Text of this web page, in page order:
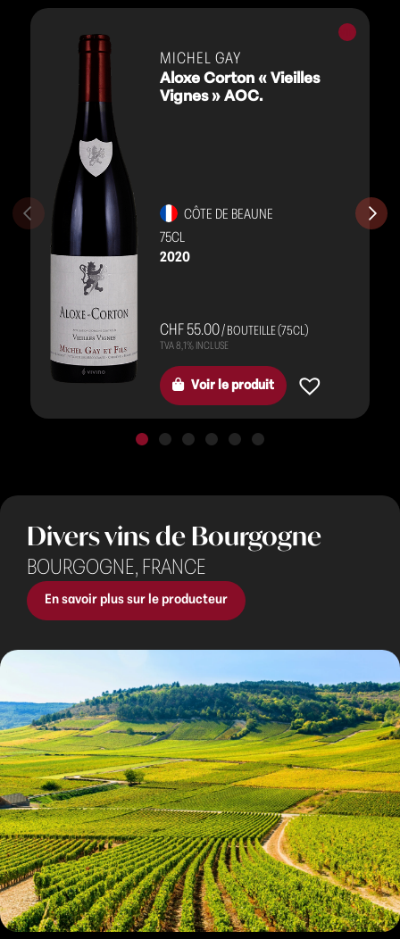
Vins
rouges
MICHEL GAY
Aloxe Corton « Vieilles
Vignes » AOC.
CÔTE DE BEAUNE
75CL
2020
CHF 55.00/ BOUTEILLE (75CL)
Voir le produit
Divers vins de Bourgogne
BOURGOGNE, FRANCE
En savoir plus sur le producteur